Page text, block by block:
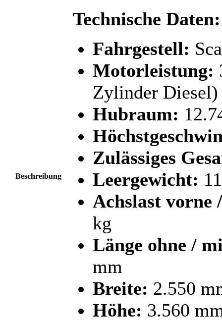
Beschreibung
Technische Daten:
Fahrgestell:
Motorleistung:
Zylinder Diesel)
Hubraum:
Zulässiges
Leergewicht:
Achslast vorne
kg
Länge ohne /
mm
Breite: 2.550
Höhe: 3.560